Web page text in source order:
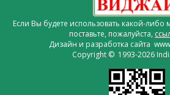
Если Вы будете использовать какой-либо
поставьте, пожалуйста,
Дизайн и разработка сайта
Copyright © 1993-2026